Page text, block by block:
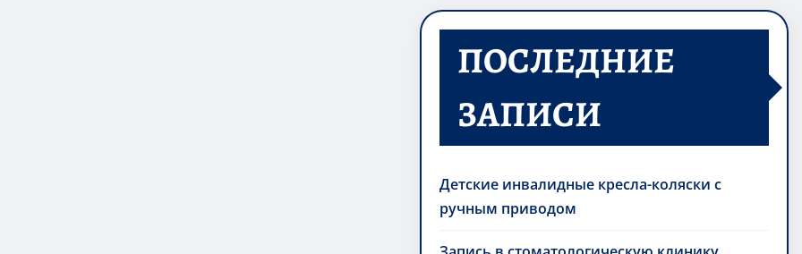
ПОСЛЕДНИЕ
ЗАПИСИ
Детские инвалидные кресла-коляски с
ручным приводом